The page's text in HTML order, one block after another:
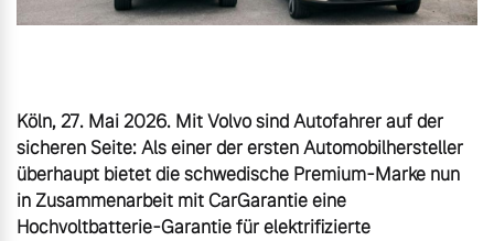
Service by Volvo
Köln, 27. Mai 2026. Mit Volvo sind Autofahrer auf der
sicheren Seite: Als einer der ersten Automobilhersteller
überhaupt bietet die schwedische Premium-Marke nun
in Zusammenarbeit mit CarGarantie eine
Hochvoltbatterie-Garantie für elektrifizierte